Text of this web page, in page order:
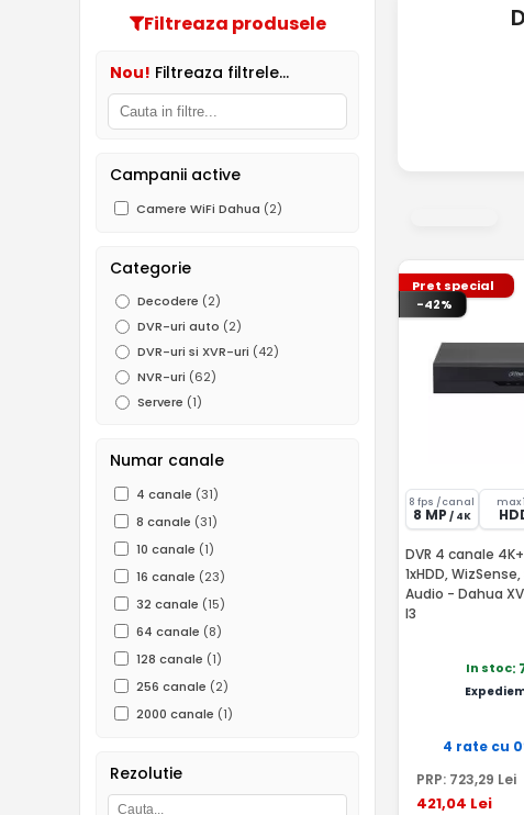
Filtreaza produsele
Nou! Filtreaza filtrele...
Campanii active
Camere WiFi Dahua (2)
Categorie
Decodere (2)
DVR-uri auto (2)
DVR-uri si XVR-uri (42)
NVR-uri (62)
Servere (1)
Numar canale
4 canale (31)
8 canale (31)
10 canale (1)
16 canale (23)
32 canale (15)
64 canale (8)
128 canale (1)
256 canale (2)
2000 canale (1)
Rezolutie
Pret special
-42%
8 fps /canal
8 MP / 4K
max
DVR 4 canale
1xHDD,
Audio - Dahua
I3
In stoc:
4 rate cu
PRP: 723,29 Lei
421,04 Lei